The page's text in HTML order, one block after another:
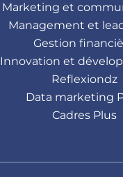
Marketing et
Management et
Gestion
Innovation et
Reflexiondz
Data marketing
Cadres Plus